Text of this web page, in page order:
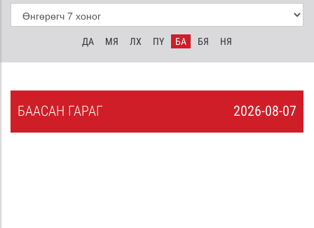
ДА МЯ ЛХ ПҮ БА БЯ НЯ
2026-08-07
БААСАН ГАРАГ